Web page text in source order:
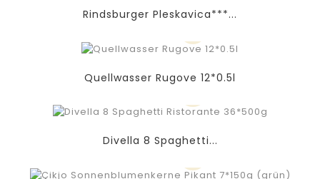
Rindsburger Pleskavica***...
Quellwasser Rugove 12*0.5l
Divella 8 Spaghetti...